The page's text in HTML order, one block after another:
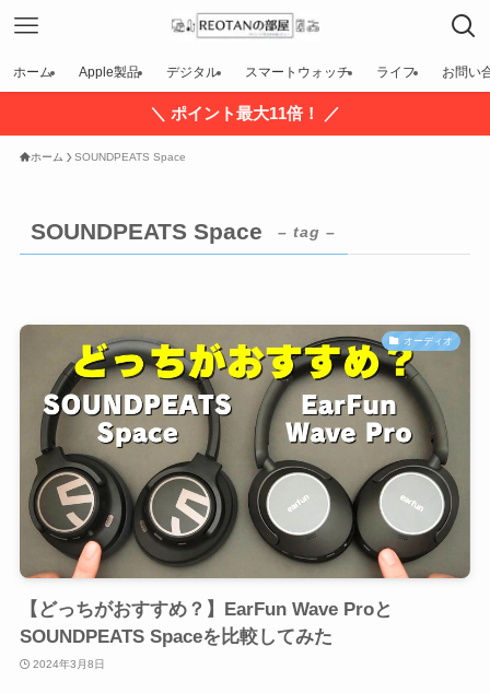
ホーム Apple製品 デジタル スマートウォッチ ライフ お問い
＼ ポイント最大11倍！ ／
ホーム SOUNDPEATS Space
SOUNDPEATS Space – tag –
オーディオ
【どっちがおすすめ？】EarFun Wave Proと
SOUNDPEATS Spaceを比較してみた
2024年3月8日